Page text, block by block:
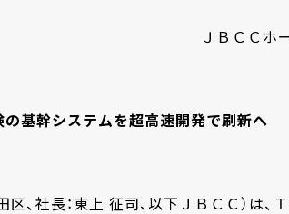
ＪＢＣＣホ
基幹システムを超高速開発で刷新へ
、社長：東上 征司、以下ＪＢＣＣ）は、